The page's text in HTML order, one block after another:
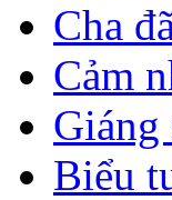
Cha
Cảm
Giáng
Biểu